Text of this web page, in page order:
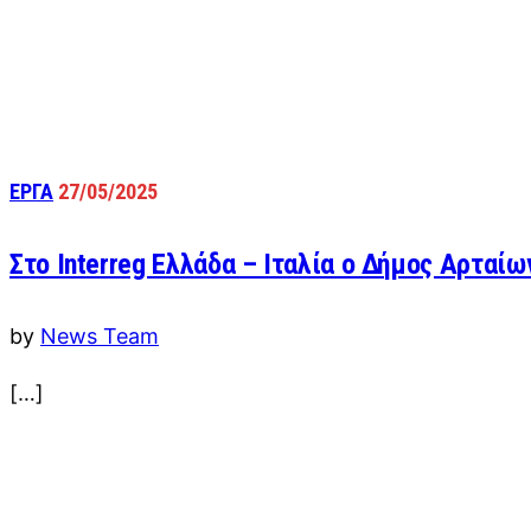
ΕΡΓΑ 27/05/2025
Στο Interreg Eλλάδα – Ιταλία ο Δήμος
by News Team
[…]